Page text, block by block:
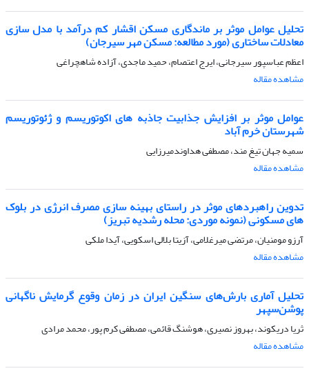
تحلیل عوامل موثر بر ماندگاری مسکن اقشار کم درآمد با مدل سازی
معادلات ساختاری (مورد مطالعه: مسکن مهر سیرجان)
اعظم عباسپور سیرجانی، ایرج اعتصام، حمید ماجدی، آزاده شاهچراغی
مشاهده مقاله
عوامل موثر بر افزایش جذابیت جاذبه های اکوتوریسم و ژئوتوریسم
شهرستان خرم آباد
سمیه جهان تیغ مند، مصطفی هداوندمیرزایی
مشاهده مقاله
تدوین راهبردهای موثر در راستای بهینه سازی مصرف انرژی در بلوک
های مسکونی (نمونه موردی: محله رشدیه تبریز)
آرزو مومنیان، مرتضی میرغلامی، آزیتا بلالی اسکویی، آیدا ملکی
مشاهده مقاله
تحلیل آماری بارش‌های سنگین ایران در زمان وقوع گرمایش ناگهانی
پوشن‌سپهر
ثریا دریکوند، بهروز نصیری، هوشنگ قائمی، مصطفی کرم پور، محمد مرادی
مشاهده مقاله